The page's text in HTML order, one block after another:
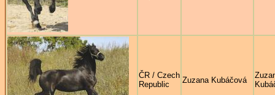
ČR / Czech
Republic
Zuzana Kubáčová